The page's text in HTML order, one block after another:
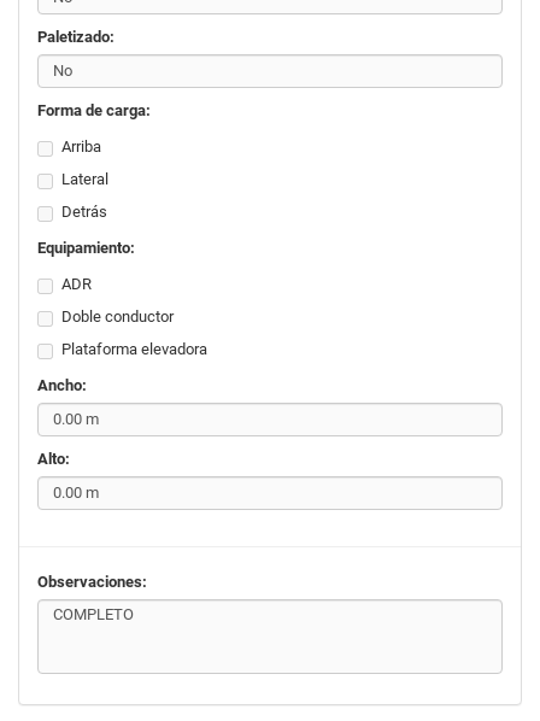
Paletizado:
Forma de carga:
Arriba
Lateral
Detrás
Equipamiento:
ADR
Doble conductor
Plataforma elevadora
Ancho:
Alto:
Observaciones: